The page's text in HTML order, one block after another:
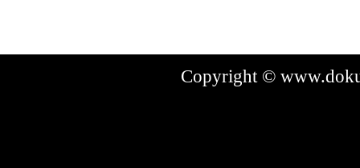
Copyright ©